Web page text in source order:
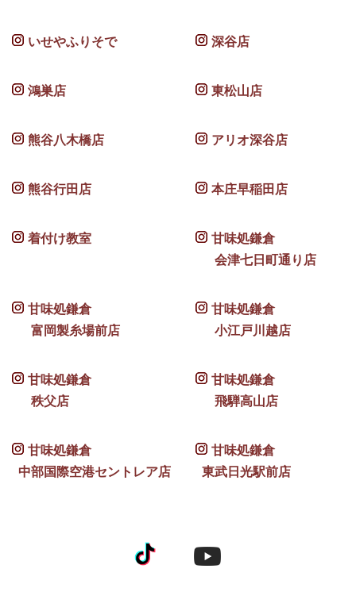
いせやふりそで 深谷店
鴻巣店 東松山店
熊谷八木橋店 アリオ深谷店
熊谷行田店 本庄早稲田店
着付け教室
甘味処鎌倉
会津七日町通り店
甘味処鎌倉
富岡製糸場前店
甘味処鎌倉
小江戸川越店
甘味処鎌倉
秩父店
甘味処鎌倉
飛騨高山店
甘味処鎌倉
中部国際空港セントレア店
甘味処鎌倉
東武日光駅前店